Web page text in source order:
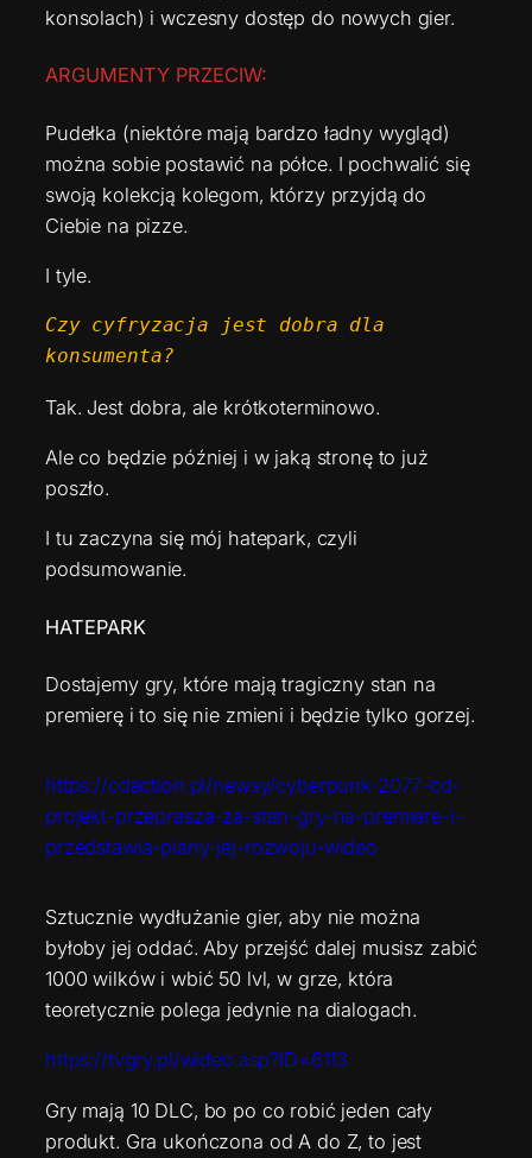
konsolach) i wczesny dostęp do nowych gier.
ARGUMENTY PRZECIW:
Pudełka (niektóre mają bardzo ładny wygląd)
można sobie postawić na półce. I pochwalić się
swoją kolekcją kolegom, którzy przyjdą do
Ciebie na pizze.
I tyle.
Czy cyfryzacja jest dobra dla
konsumenta?
Tak. Jest dobra, ale krótkoterminowo.
Ale co będzie później i w jaką stronę to już
poszło.
I tu zaczyna się mój hatepark, czyli
podsumowanie.
HATEPARK
Dostajemy gry, które mają tragiczny stan na
premierę i to się nie zmieni i będzie tylko gorzej.
https://cdaction.pl/newsy/cyberpunk-2077-cd-
projekt-przeprasza-za-stan-gry-na-premiere-i-
przedstawia-plany-jej-rozwoju-wideo
Sztucznie wydłużanie gier, aby nie można
byłoby jej oddać. Aby przejść dalej musisz zabić
1000 wilków i wbić 50 lvl, w grze, która
teoretycznie polega jedynie na dialogach.
https://tvgry.pl/wideo.asp?ID=6113
Gry mają 10 DLC, bo po co robić jeden cały
produkt. Gra ukończona od A do Z, to jest